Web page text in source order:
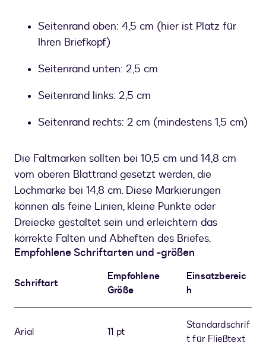
Seitenrand oben: 4,5 cm (hier ist Platz für
Ihren Briefkopf)
Seitenrand unten: 2,5 cm
Seitenrand links: 2,5 cm
Seitenrand rechts: 2 cm (mindestens 1,5 cm)
Die Faltmarken sollten bei 10,5 cm und 14,8 cm
vom oberen Blattrand gesetzt werden, die
Lochmarke bei 14,8 cm. Diese Markierungen
können als feine Linien, kleine Punkte oder
Dreiecke gestaltet sein und erleichtern das
korrekte Falten und Abheften des Briefes.
Empfohlene Schriftarten und -größen
Schriftart
Empfohlene
Größe
Einsatzbereic
h
Arial 11 pt
Standardschrif
t für Fließtext